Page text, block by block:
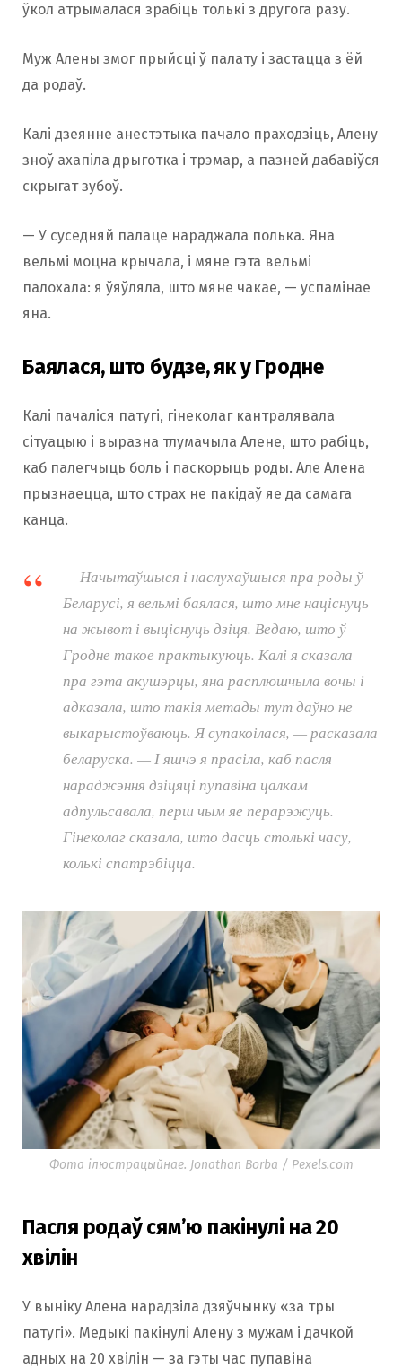
ўкол атрымалася зрабіць толькі з другога разу.
Муж Алены змог прыйсці ў палату і застацца з ёй
да родаў.
Калі дзеянне анестэтыка пачало праходзіць, Алену
зноў ахапіла дрыготка і трэмар, а пазней дабавіўся
скрыгат зубоў.
— У суседняй палаце нараджала полька. Яна
вельмі моцна крычала, і мяне гэта вельмі
палохала: я ўяўляла, што мяне чакае, — успамінае
яна.
Баялася, што будзе, як у Гродне
Калі пачаліся патугі, гінеколаг кантралявала
сітуацыю і выразна тлумачыла Алене, што рабіць,
каб палегчыць боль і паскорыць роды. Але Алена
прызнаецца, што страх не пакідаў яе да самага
канца.
— Начытаўшыся і наслухаўшыся пра роды ў
Беларусі, я вельмі баялася, што мне націснуць
на жывот і выціснуць дзіця. Ведаю, што ў
Гродне такое практыкуюць. Калі я сказала
пра гэта акушэрцы, яна расплюшчыла вочы і
адказала, што такія метады тут даўно не
выкарыстоўваюць. Я супакоілася, — расказала
беларуска. — І яшчэ я прасіла, каб пасля
нараджэння дзіцяці пупавіна цалкам
адпульсавала, перш чым яе перарэжуць.
Гінеколаг сказала, што дасць столькі часу,
колькі спатрэбіцца.
Фота ілюстрацыйнае. Jonathan Borba / Pexels.com
Пасля родаў сям’ю пакінулі на 20
хвілін
У выніку Алена нарадзіла дзяўчынку «за тры
патугі». Медыкі пакінулі Алену з мужам і дачкой
адных на 20 хвілін — за гэты час пупавіна